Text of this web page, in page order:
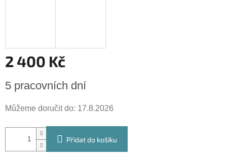
2 400 Kč
cena:
5 pracovních dní
Můžeme doručit do: 17.8.2026
Přidat do košíku